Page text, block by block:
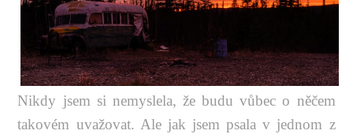
Nikdy jsem si nemyslela, že budu vůbec o něčem
takovém uvažovat. Ale jak jsem psala v jednom z